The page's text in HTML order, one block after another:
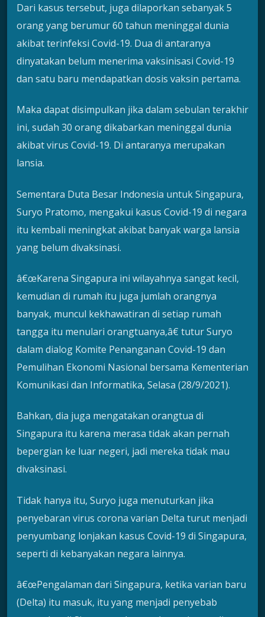
Dari kasus tersebut, juga dilaporkan sebanyak 5
orang yang berumur 60 tahun meninggal dunia
akibat terinfeksi Covid-19. Dua di antaranya
dinyatakan belum menerima vaksinisasi Covid-19
dan satu baru mendapatkan dosis vaksin pertama.
Maka dapat disimpulkan jika dalam sebulan terakhir
ini, sudah 30 orang dikabarkan meninggal dunia
akibat virus Covid-19. Di antaranya merupakan
lansia.
Sementara Duta Besar Indonesia untuk Singapura,
Suryo Pratomo, mengakui kasus Covid-19 di negara
itu kembali meningkat akibat banyak warga lansia
yang belum divaksinasi.
â€œKarena Singapura ini wilayahnya sangat kecil,
kemudian di rumah itu juga jumlah orangnya
banyak, muncul kekhawatiran di setiap rumah
tangga itu menulari orangtuanya,â€ tutur Suryo
dalam dialog Komite Penanganan Covid-19 dan
Pemulihan Ekonomi Nasional bersama Kementerian
Komunikasi dan Informatika, Selasa (28/9/2021).
Bahkan, dia juga mengatakan orangtua di
Singapura itu karena merasa tidak akan pernah
bepergian ke luar negeri, jadi mereka tidak mau
divaksinasi.
Tidak hanya itu, Suryo juga menuturkan jika
penyebaran virus corona varian Delta turut menjadi
penyumbang lonjakan kasus Covid-19 di Singapura,
seperti di kebanyakan negara lainnya.
â€œPengalaman dari Singapura, ketika varian baru
(Delta) itu masuk, itu yang menjadi penyebab